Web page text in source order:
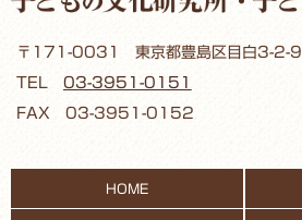
〒171-0031 東京都豊島区目白3-2-9
TEL 03-3951-0151
FAX 03-3951-0152
HOME